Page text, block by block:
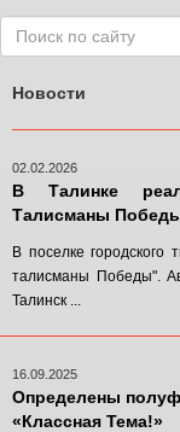
Новости
02.02.2026
В Талинке
Талисманы
В поселке
талисманы Победы".
Талинск ...
16.09.2025
Определены
«Классная Тема!»